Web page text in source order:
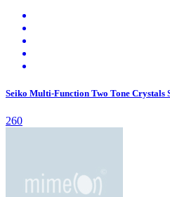
Seiko Multi-Function Two Tone Crystals
260